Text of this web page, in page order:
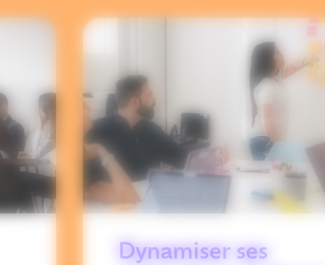
Dynamiser ses